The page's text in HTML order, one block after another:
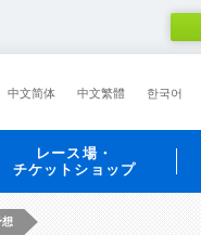
中文简体 中文繁體 한국어
レース場・
チケットショップ
想